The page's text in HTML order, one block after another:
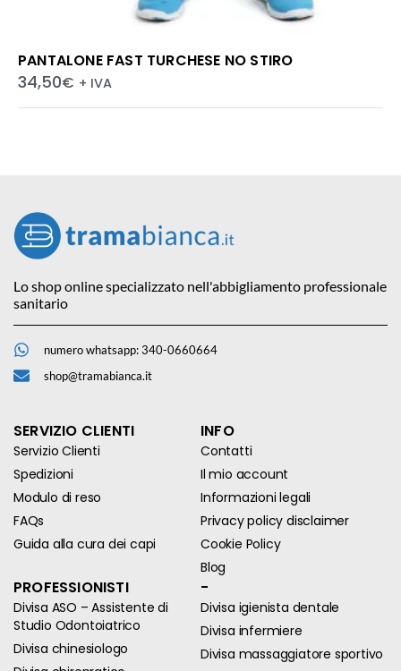
PANTALONE FAST TURCHESE NO STIRO
34,50€ + IVA
Lo shop online specializzato nell'abbigliamento professionale
sanitario
numero whatsapp: 340-0660664
shop@tramabianca.it
SERVIZIO CLIENTI
Servizio Clienti
Spedizioni
Modulo di reso
FAQs
Guida alla cura dei capi
INFO
Contatti
Il mio account
Informazioni legali
Privacy policy disclaimer
Cookie Policy
Blog
PROFESSIONISTI
Divisa ASO – Assistente di
Studio Odontoiatrico
Divisa chinesiologo
-
Divisa igienista dentale
Divisa infermiere
Divisa massaggiatore sportivo